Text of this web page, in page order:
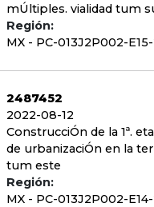
mÚltiples. vialidad tum
Región:
MX - PC-013J2P002-
2487452
2022-08-12
ConstrucciÓn de la 1ª.
de urbanizaciÓn en la
tum este
Región:
MX - PC-013J2P002-